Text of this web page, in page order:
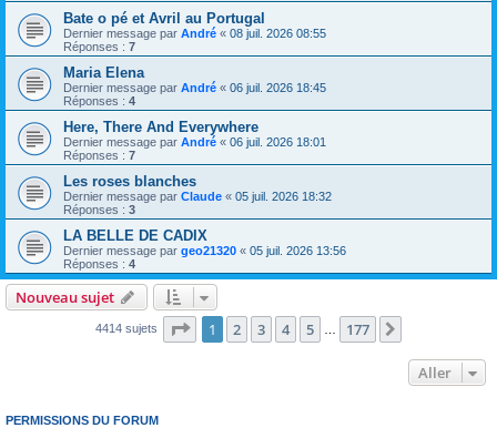
Bate o pé et Avril au Portugal
Dernier message par André « 08 juil. 2026 08:55
Réponses : 7
Maria Elena
Dernier message par André « 06 juil. 2026 18:45
Réponses : 4
Here, There And Everywhere
Dernier message par André « 06 juil. 2026 18:01
Réponses : 7
Les roses blanches
Dernier message par Claude « 05 juil. 2026 18:32
Réponses : 3
LA BELLE DE CADIX
Dernier message par geo21320 « 05 juil. 2026 13:56
Réponses : 4
Nouveau sujet
4414 sujets Page 1sur177
1 2 3 4 5 177
Aller
PERMISSIONS DU FORUM